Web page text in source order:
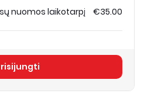
nuomos laikotarpį €35.00